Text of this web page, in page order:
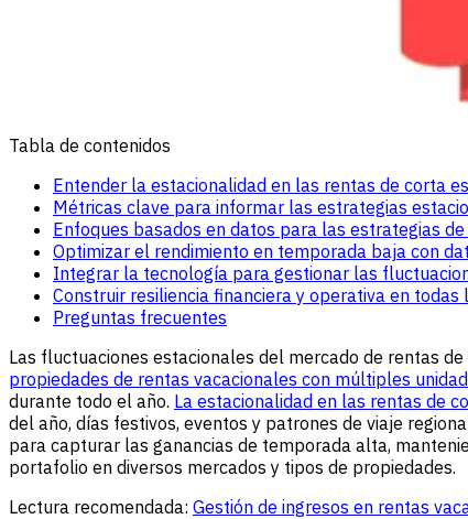
Tabla de contenidos
Entender la estacionalidad en las rentas de corta
Métricas clave para informar las estrategias
Enfoques basados en datos para las estrategias
Optimizar el rendimiento en temporada baja con
Integrar la tecnología para gestionar las
Construir resiliencia financiera y operativa en todas
Preguntas frecuentes
Las fluctuaciones estacionales del mercado de rentas
propiedades de rentas vacacionales con múltiples
durante todo el año. La estacionalidad en las rentas de
del año, días festivos, eventos y patrones de viaje
para capturar las ganancias de temporada alta,
portafolio en diversos mercados y tipos de propiedades.
Lectura recomendada: Gestión de ingresos en rentas